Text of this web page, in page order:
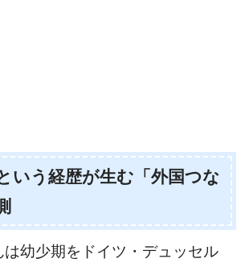
いう経歴が生む「外国つな
幼少期をドイツ・デュッセル